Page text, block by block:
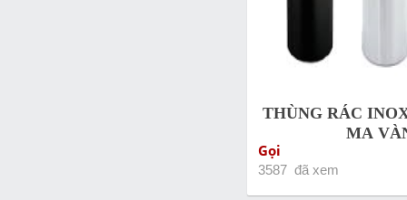
THÙNG RÁC
MẠ
Gọi
3587 đã xem